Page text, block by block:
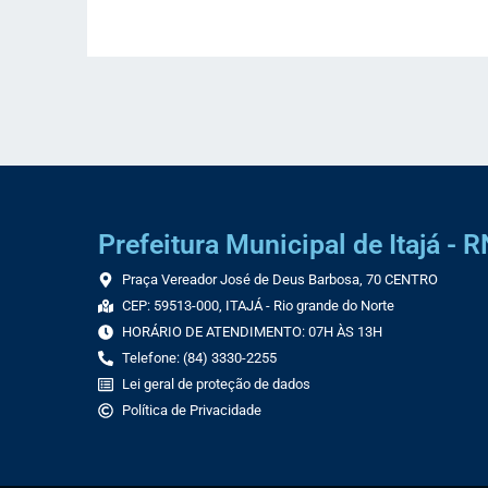
Prefeitura Municipal de Itajá -
Praça Vereador José de Deus Barbosa, 70 CENTRO
CEP: 59513-000, ITAJÁ - Rio grande do Norte
HORÁRIO DE ATENDIMENTO: 07H ÀS 13H
Telefone: (84) 3330-2255
Lei geral de proteção de dados
Política de Privacidade